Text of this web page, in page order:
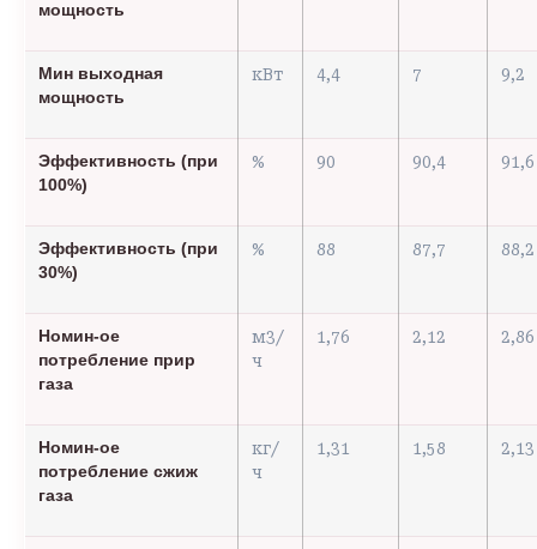
мощность
Мин выходная
мощность
кВт 4,4 7 9,2
Эффективность (при
100%)
% 90 90,4 91,6
Эффективность (при
30%)
% 88 87,7 88,2
Номин-ое
потребление прир
газа
м3/
ч
1,76 2,12 2,86
Номин-ое
потребление сжиж
газа
кг/
ч
1,31 1,58 2,13